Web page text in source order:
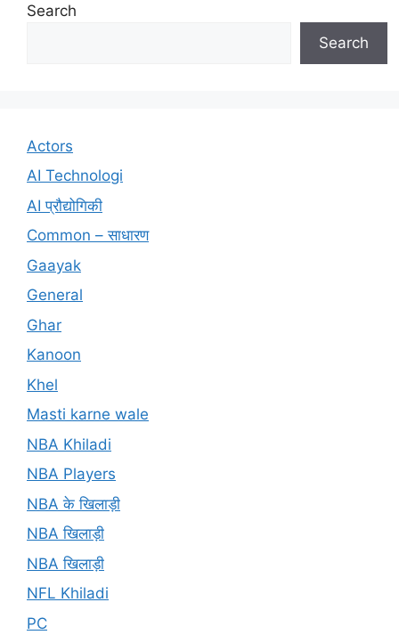
Search
Search
Actors
AI Technologi
AI प्रौद्योगिकी
Common – साधारण
Gaayak
General
Ghar
Kanoon
Khel
Masti karne wale
NBA Khiladi
NBA Players
NBA के खिलाड़ी
NBA खिलाड़ी
NBA खिलाड़ी
NFL Khiladi
PC